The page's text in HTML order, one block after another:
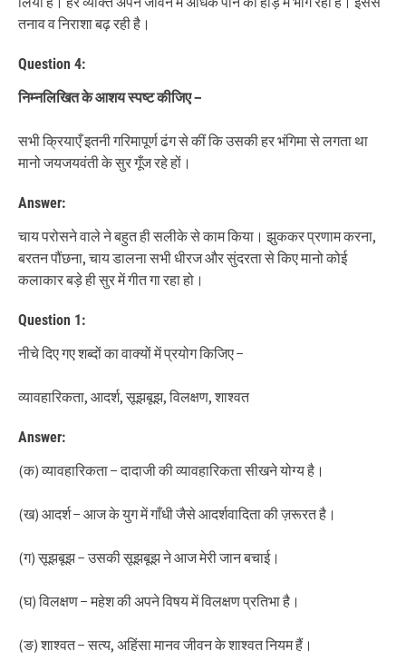
तनाव व निराशा बढ़ रही है।
Question 4:
निम्नलिखित के आशय स्पष्ट कीजिए−
सभी क्रियाएँ इतनी गरिमापूर्ण ढंग से कीं कि उसकी हर भंगिमा से लगता था
मानो जयजयवंती के सुर गूँज रहे हों।
Answer:
चाय परोसने वाले ने बहुत ही सलीके से काम किया। झुककर प्रणाम करना,
बरतन पौंछना, चाय डालना सभी धीरज और सुंदरता से किए मानो कोई
कलाकार बड़े ही सुर में गीत गा रहा हो।
Question 1:
नीचे दिए गए शब्दों का वाक्यों में प्रयोग किजिए −
व्यावहारिकता, आदर्श, सूझबूझ, विलक्षण, शाश्वत
Answer:
(क) व्यावहारिकता − दादाजी की व्यावहारिकता सीखने योग्य है।
(ख) आदर्श − आज के युग में गाँधी जैसे आदर्शवादिता की ज़रूरत है।
(ग) सूझबूझ − उसकी सूझबूझ ने आज मेरी जान बचाई।
(घ) विलक्षण − महेश की अपने विषय में विलक्षण प्रतिभा है।
(ङ) शाश्वत − सत्य, अहिंसा मानव जीवन के शाश्वत नियम हैं।